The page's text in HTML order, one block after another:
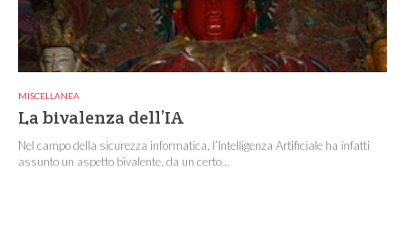
MISCELLANEA
La bivalenza dell’IA
Nel campo della sicurezza informatica, l’Intelligenza Artificiale ha infatti
assunto un aspetto bivalente, da un certo...